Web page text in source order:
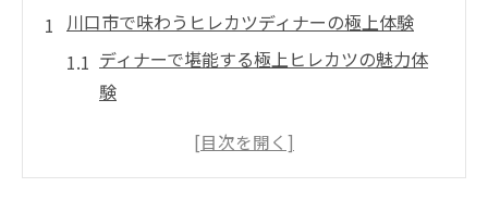
川口市で味わうヒレカツディナーの極上体験
ディナーで堪能する極上ヒレカツの魅力体
験
川口市のヒレカツディナーが特別な理由と